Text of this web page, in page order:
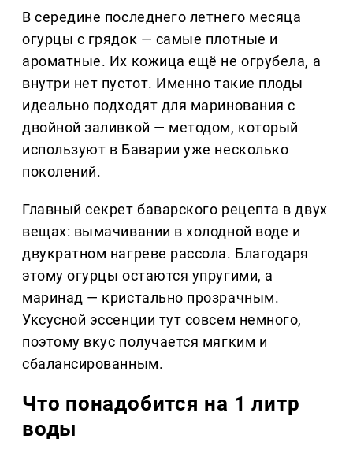
В середине последнего летнего месяца
огурцы с грядок — самые плотные и
ароматные. Их кожица ещё не огрубела, а
внутри нет пустот. Именно такие плоды
идеально подходят для маринования с
двойной заливкой — методом, который
используют в Баварии уже несколько
поколений.
Главный секрет баварского рецепта в двух
вещах: вымачивании в холодной воде и
двукратном нагреве рассола. Благодаря
этому огурцы остаются упругими, а
маринад — кристально прозрачным.
Уксусной эссенции тут совсем немного,
поэтому вкус получается мягким и
сбалансированным.
Что понадобится на 1 литр
воды